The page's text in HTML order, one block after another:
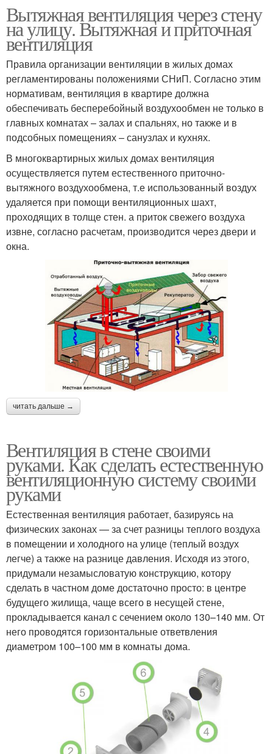
Вытяжная вентиляция через стену
на улицу. Вытяжная и приточная
вентиляция
Правила организации вентиляции в жилых домах
регламентированы положениями СНиП. Согласно этим
нормативам, вентиляция в квартире должна
обеспечивать бесперебойный воздухообмен не только в
главных комнатах – залах и спальнях, но также и в
подсобных помещениях – санузлах и кухнях.
В многоквартирных жилых домах вентиляция
осуществляется путем естественного приточно-
вытяжного воздухообмена, т.е использованный воздух
удаляется при помощи вентиляционных шахт,
проходящих в толще стен. а приток свежего воздуха
извне, согласно расчетам, производится через двери и
окна.
читать дальше →
Вентиляция в стене своими
руками. Как сделать естественную
вентиляционную систему своими
руками
Естественная вентиляция работает, базируясь на
физических законах — за счет разницы теплого воздуха
в помещении и холодного на улице (теплый воздух
легче) а также на разнице давления. Исходя из этого,
придумали незамысловатую конструкцию, котору
сделать в частном доме достаточно просто: в центре
будущего жилища, чаще всего в несущей стене,
прокладывается канал с сечением около 130–140 мм. От
него проводятся горизонтальные ответвления
диаметром 100–100 мм в комнаты дома.